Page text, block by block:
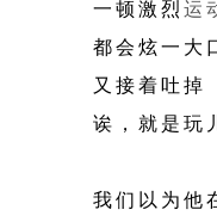
一顿激烈运
都会炫一大
又接着吐掉
诶，就是玩
我们以为他